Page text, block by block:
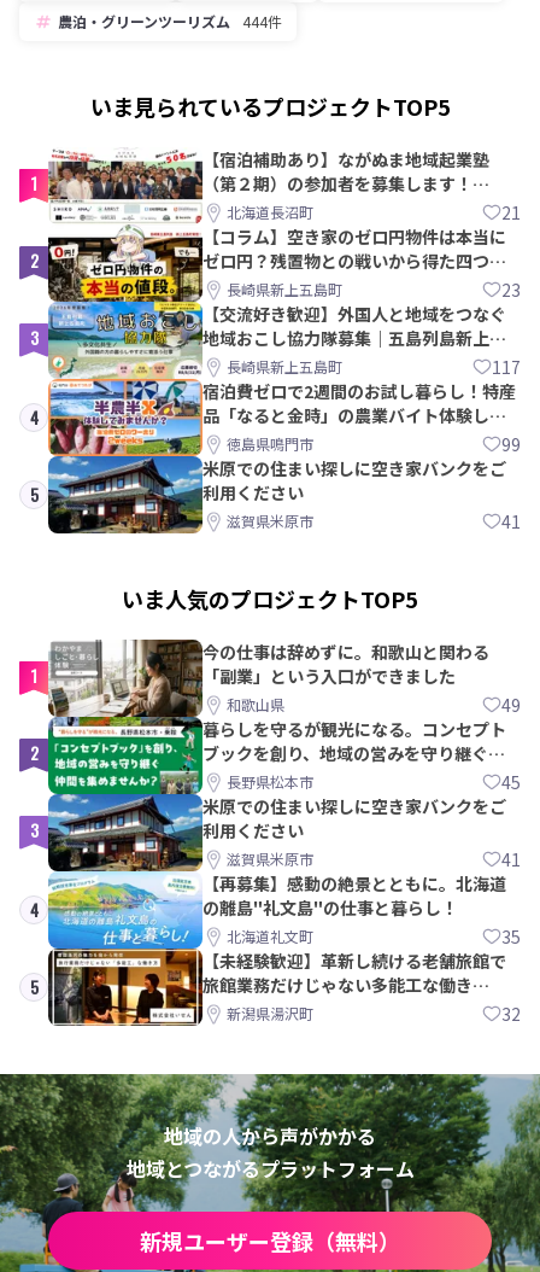
農泊・グリーンツーリズム
444件
いま見られているプロジェクトTOP5
1
【宿泊補助あり】ながぬま地域起業塾
（第２期）の参加者を募集します！
【8/21〆】
北海道長沼町 21
2
【コラム】空き家のゼロ円物件は本当に
ゼロ円？残置物との戦いから得た四つの
教訓｜新上五島町
長崎県新上五島町 23
3
【交流好き歓迎】外国人と地域をつなぐ
地域おこし協力隊募集｜五島列島新上五
島町長崎県新上五島町 117
4
宿泊費ゼロで2週間のお試し暮らし！特産
品「なると金時」の農業バイト体験して
みませんか？
徳島県鳴門市 99
5
米原での住まい探しに空き家バンクをご
利用ください
滋賀県米原市 41
いま人気のプロジェクトTOP5
1
今の仕事は辞めずに。和歌山と関わる
「副業」という入口ができました
和歌山県 49
2
暮らしを守るが観光になる。コンセプト
ブックを創り、地域の営みを守り継ぐ仲
間を集めませんか？
長野県松本市 45
3
米原での住まい探しに空き家バンクをご
利用ください
滋賀県米原市 41
4
【再募集】感動の絶景とともに。北海道
の離島"礼文島"の仕事と暮らし！
北海道礼文町 35
5
【未経験歓迎】革新し続ける老舗旅館で
旅館業務だけじゃない多能工な働き
方。 株式会社いせん
新潟県湯沢町 32
地域の人から声がかかる
地域とつながるプラットフォーム
新規ユーザー登録（無料）